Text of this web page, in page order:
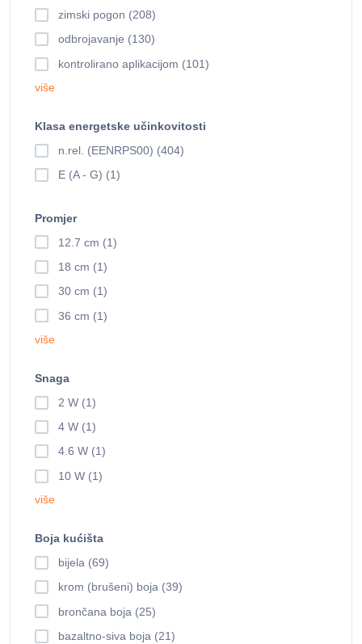
zimski pogon (208)
odbrojavanje (130)
kontrolirano aplikacijom (101)
više
Klasa energetske učinkovitosti
n.rel. (EENRPS00) (404)
E (A - G) (1)
Promjer
12.7 cm (1)
18 cm (1)
30 cm (1)
36 cm (1)
više
Snaga
2 W (1)
4 W (1)
4.6 W (1)
10 W (1)
više
Boja kućišta
bijela (69)
krom (brušeni) boja (39)
brončana boja (25)
bazaltno-siva boja (21)